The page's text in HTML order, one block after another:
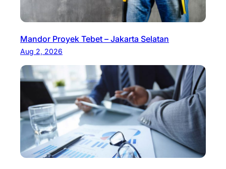
Mandor Proyek Tebet – Jakarta Selatan
Aug 2, 2026